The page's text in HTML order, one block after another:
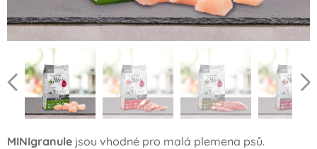
MINIgranule jsou vhodné pro malá plemena psů.